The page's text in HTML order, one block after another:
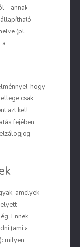
– annak
(pl.
a
hogy
csak
azt kell
fejében
amelyek
Ennek
(ami a
milyen